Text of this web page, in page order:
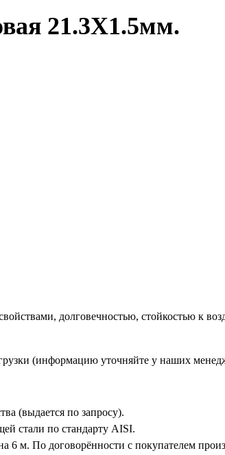
21.3X1.5мм.
долговечностью, стойкостью к
(информацию уточняйте у наших
(выдается по запросу).
стали по стандарту AISI.
6 м. По договорённости с покупателем